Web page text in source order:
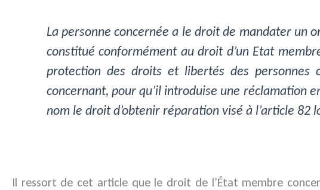
La personne concernée a le droit de mandater un
constitué conformément au droit d’un Etat
protection des droits et libertés des personnes
concernant, pour qu’il introduise une réclamation
nom le droit d’obtenir réparation visé à l’article 82
Il ressort de cet article que le droit de l’État membre